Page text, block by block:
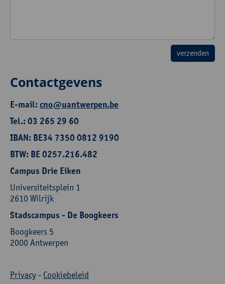
Contactgevens
E-mail:cno@uantwerpen.be
Tel.: 03 265 29 60
IBAN: BE34 7350 0812 9190
BTW: BE 0257.216.482
Campus Drie Eiken
Universiteitsplein 1
2610 Wilrijk
Stadscampus - De Boogkeers
Boogkeers 5
2000 Antwerpen
Privacy- Cookiebeleid